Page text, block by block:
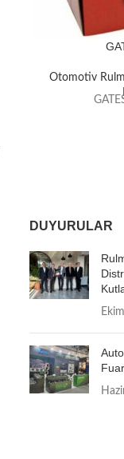
Otomotiv
DUYURULAR